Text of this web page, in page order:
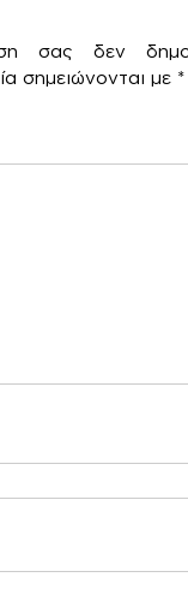
σας δεν
σημειώνονται με *